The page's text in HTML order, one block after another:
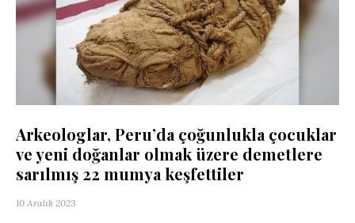
Arkeologlar, Peru’da çoğunlukla çocuklar
ve yeni doğanlar olmak üzere demetlere
sarılmış 22 mumya keşfettiler
10 Aralık 2023